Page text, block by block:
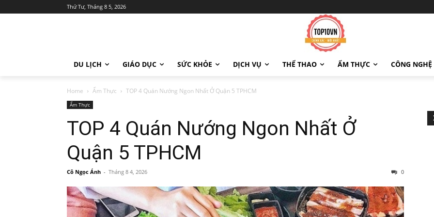
Thứ Tư, Tháng 8 5, 2026
DU LỊCH GIÁO DỤC SỨC KHỎE DỊCH VỤ THỂ THAO ẨM THỰC CÔNG NGHỆ
Home Ẩm Thực TOP 4 Quán Nướng Ngon Nhất Ở Quận 5 TPHCM
Ẩm Thực
TOP 4 Quán Nướng Ngon Nhất Ở
Quận 5 TPHCM
Cô Ngọc Ánh - Tháng 8 4, 2026 0